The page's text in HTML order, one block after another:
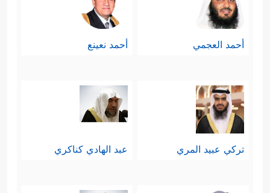
أحمد العجمي أحمد نعينع
تركي عبيد المري عبد الهادي كناكري